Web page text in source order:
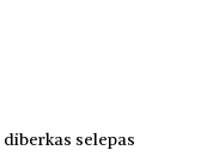
selepas